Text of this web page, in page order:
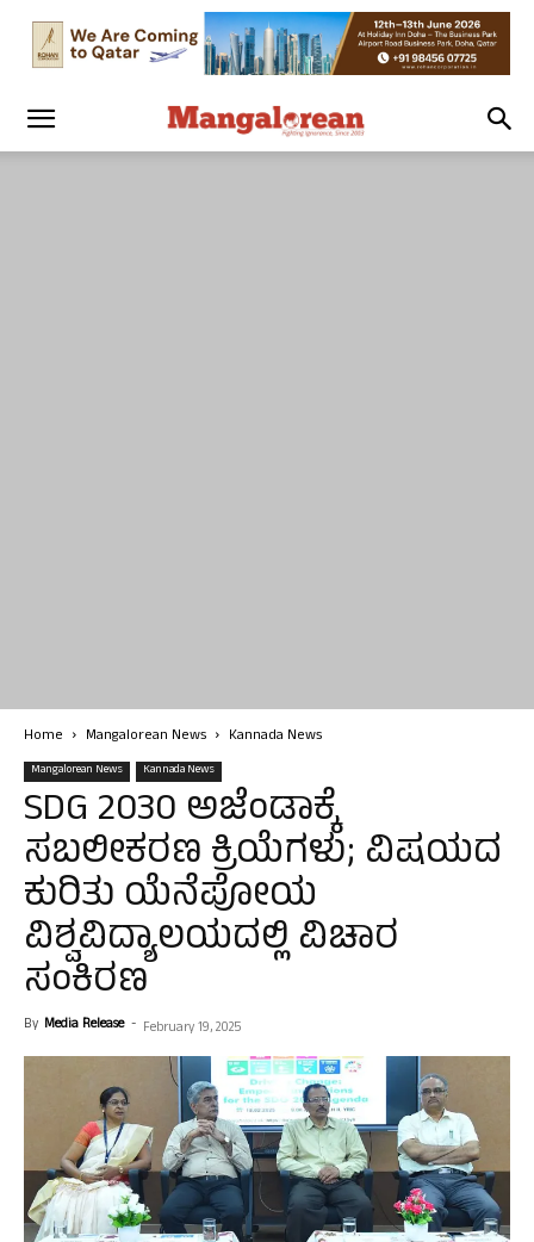
Home Mangalorean News Kannada News
Mangalorean News Kannada News
SDG 2030 ಅಜೆಂಡಾಕ್ಕೆ
ಸಬಲೀಕರಣ ಕ್ರಿಯೆಗಳು; ವಿಷಯದ
ಕುರಿತು ಯೆನೆಪೋಯ
ವಿಶ್ವವಿದ್ಯಾಲಯದಲ್ಲಿ ವಿಚಾರ
ಸಂಕಿರಣ
By Media Release - February 19, 2025